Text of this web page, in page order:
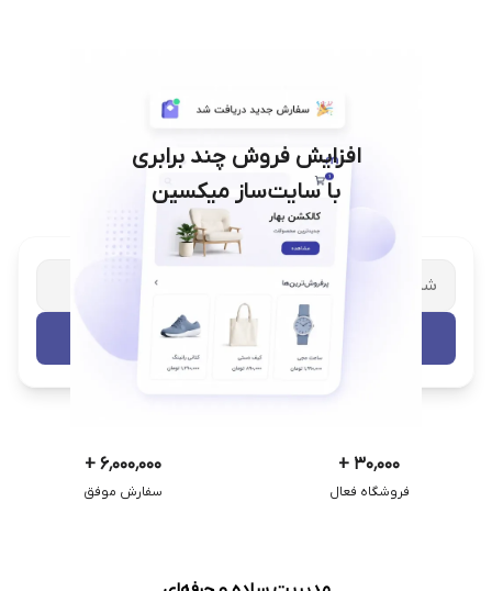
افزایش فروش چند برابری
با سایت‌ساز میکسین
شریک تجاری ترب با پشتیبانی اختصاصی
تست رایگان
۳۰٬۰۰۰ +
فروشگاه فعال
۶٬۰۰۰٬۰۰۰ +
سفارش موفق